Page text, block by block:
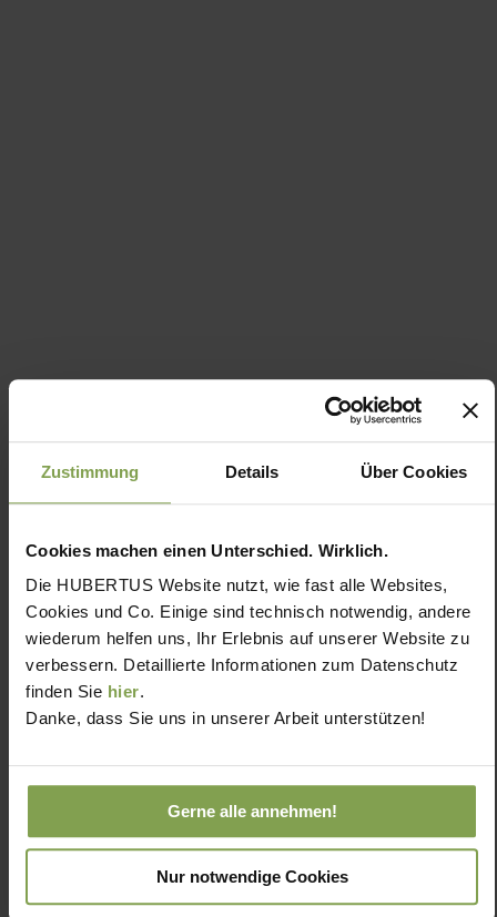
Zustimmung Details Über Cookies
Cookies machen einen Unterschied. Wirklich.
Die HUBERTUS Website nutzt, wie fast alle Websites,
Cookies und Co. Einige sind technisch notwendig, andere
wiederum helfen uns, Ihr Erlebnis auf unserer Website zu
verbessern. Detaillierte Informationen zum Datenschutz
finden Sie hier.
Danke, dass Sie uns in unserer Arbeit unterstützen!
Gerne alle annehmen!
Nur notwendige Cookies